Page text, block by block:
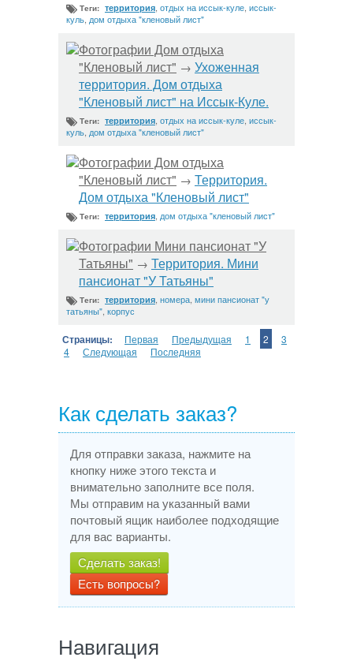
Теги: территория отдых на иссык-куле иссык-
куль дом отдыха "кленовый лист"
Фотографии Дом отдыха
"Кленовый лист" → Ухоженная
территория. Дом отдыха
"Кленовый лист" на Иссык-Куле.
Теги: территория отдых на иссык-куле иссык-
куль дом отдыха "кленовый лист"
Фотографии Дом отдыха
"Кленовый лист" → Территория.
Дом отдыха "Кленовый лист"
Теги: территория дом отдыха "кленовый лист"
Фотографии Мини пансионат "У
Татьяны" → Территория. Мини
пансионат "У Татьяны"
Теги: территория номера мини пансионат "у
татьяны" корпус
Страницы: Первая Предыдущая 1 2
3
4
Следующая Последняя
Как сделать заказ?
Для отправки заказа, нажмите на
кнопку ниже этого текста и
внимательно заполните все поля.
Мы отправим на указанный вами
почтовый ящик наиболее подходящие
для вас варианты.
Сделать заказ!
Есть вопросы?
Навигация